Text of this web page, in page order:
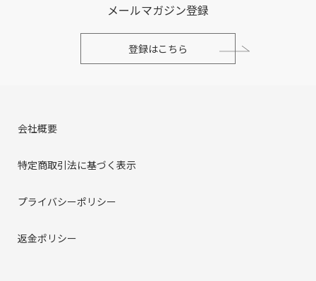
メールマガジン登録
登録はこちら
会社概要
特定商取引法に基づく表示
プライバシーポリシー
返金ポリシー